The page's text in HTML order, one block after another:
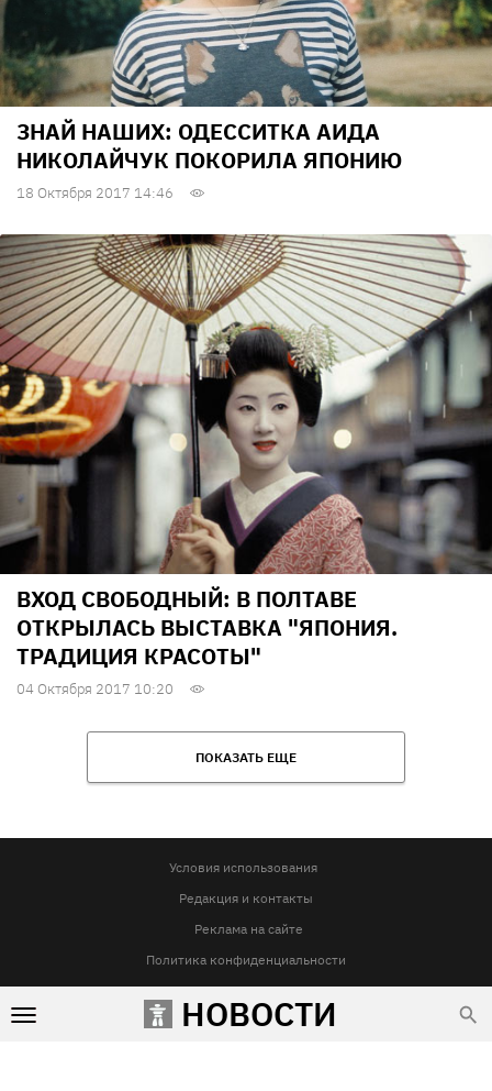
НОВОСТИ
ЗНАЙ НАШИХ: ОДЕССИТКА АИДА
НИКОЛАЙЧУК ПОКОРИЛА ЯПОНИЮ
18 Октября 2017 14:46
ВХОД СВОБОДНЫЙ: В ПОЛТАВЕ
ОТКРЫЛАСЬ ВЫСТАВКА "ЯПОНИЯ.
ТРАДИЦИЯ КРАСОТЫ"
04 Октября 2017 10:20
ПОКАЗАТЬ ЕЩЕ
Условия использования
Редакция и контакты
Реклама на сайте
Политика конфиденциальности